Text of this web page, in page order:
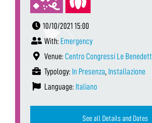
10/10/2021 15:00
With: Emergency
Venue: Centro Congressi Le
Typology: In Presenza, Installazione
Language: Italiano
See all Details and Dates